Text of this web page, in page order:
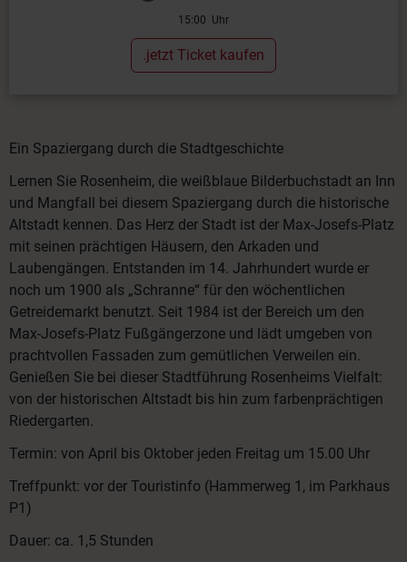
15:00 Uhr
.jetzt Ticket kaufen
Ein Spaziergang durch die Stadtgeschichte
Lernen Sie Rosenheim, die weißblaue Bilderbuchstadt an Inn
und Mangfall bei diesem Spaziergang durch die historische
Altstadt kennen. Das Herz der Stadt ist der Max-Josefs-Platz
mit seinen prächtigen Häusern, den Arkaden und
Laubengängen. Entstanden im 14. Jahrhundert wurde er
noch um 1900 als „Schranne“ für den wöchentlichen
Getreidemarkt benutzt. Seit 1984 ist der Bereich um den
Max-Josefs-Platz Fußgängerzone und lädt umgeben von
prachtvollen Fassaden zum gemütlichen Verweilen ein.
Genießen Sie bei dieser Stadtführung Rosenheims Vielfalt:
von der historischen Altstadt bis hin zum farbenprächtigen
Riedergarten.
Termin: von April bis Oktober jeden Freitag um 15.00 Uhr
Treffpunkt: vor der Touristinfo (Hammerweg 1, im Parkhaus
P1)
Dauer: ca. 1,5 Stunden